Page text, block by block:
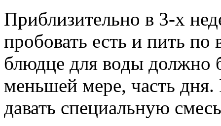
Приблизительно в 3-х
пробовать есть и пить по
блюдце для воды должно
меньшей мере, часть
давать специальную